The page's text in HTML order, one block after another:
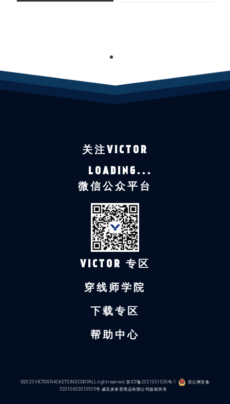
1
关注VICTOR
LOADING...
微信公众平台
VICTOR 专区
穿线师学院
下载专区
帮助中心
©2023 VICTOR RACKETS IND CORP.ALL right reserved.苏ICP备2021031026号-1 苏公网安备
32010602010935号 威克多体育用品有限公司版权所有